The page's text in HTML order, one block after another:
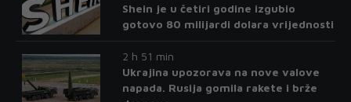
Shein je u četiri godine izgubio
gotovo 80 milijardi dolara vrijednosti
2 h 51 min
Ukrajina upozorava na nove valove
napada. Rusija gomila rakete i brže